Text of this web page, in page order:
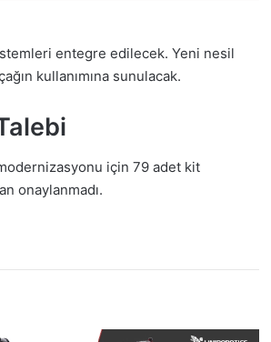
entegre edilecek. Yeni nesil
kullanımına sunulacak.
için 79 adet kit
onaylanmadı.